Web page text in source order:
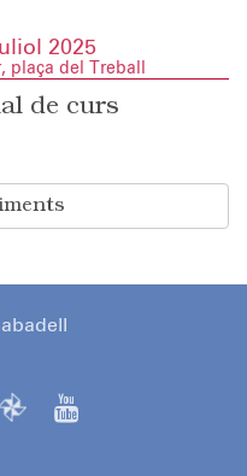
2025
plaça del Treball
de curs